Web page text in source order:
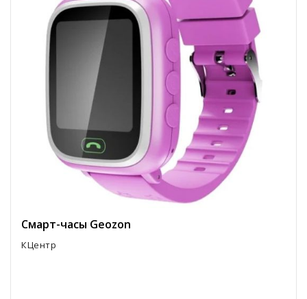
Смарт-часы Geozon
КЦентр